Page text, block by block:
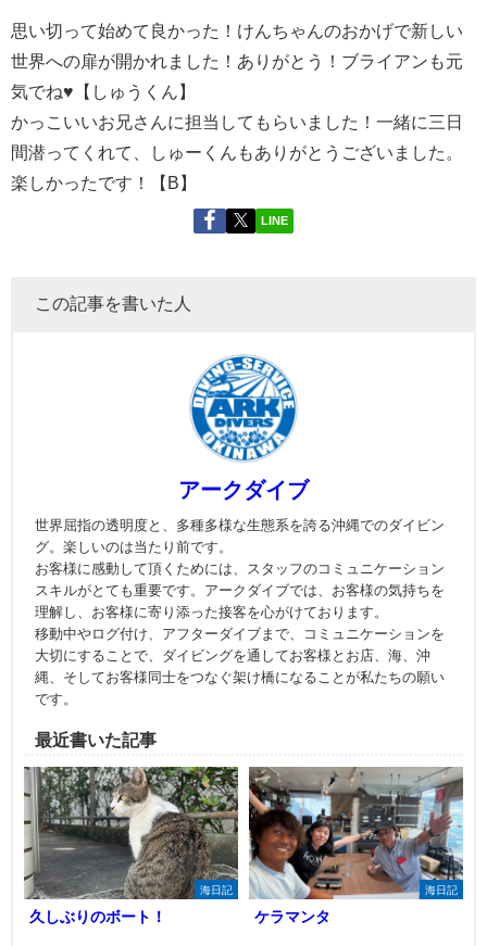
思い切って始めて良かった！けんちゃんのおかげで新しい
世界への扉が開かれました！ありがとう！ブライアンも元
気でね♥【しゅうくん】
かっこいいお兄さんに担当してもらいました！一緒に三日
間潜ってくれて、しゅーくんもありがとうございました。
楽しかったです！【B】
LINE
この記事を書いた人
アークダイブ
世界屈指の透明度と、多種多様な生態系を誇る沖縄でのダイビン
グ。楽しいのは当たり前です。
お客様に感動して頂くためには、スタッフのコミュニケーション
スキルがとても重要です。アークダイブでは、お客様の気持ちを
理解し、お客様に寄り添った接客を心がけております。
移動中やログ付け、アフターダイブまで、コミュニケーションを
大切にすることで、ダイビングを通してお客様とお店、海、沖
縄、そしてお客様同士をつなぐ架け橋になることが私たちの願い
です。
最近書いた記事
海日記
久しぶりのボート！
海日記
ケラマンタ